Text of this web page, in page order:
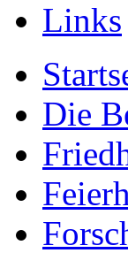
Links
Die